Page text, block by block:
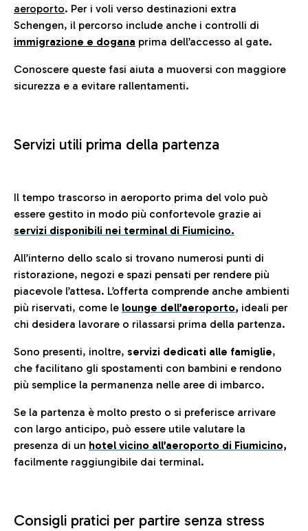
aeroporto. Per i voli verso destinazioni extra
Schengen, il percorso include anche i controlli di
immigrazione e dogana prima dell’accesso al gate.
Conoscere queste fasi aiuta a muoversi con maggiore
sicurezza e a evitare rallentamenti.
Servizi utili prima della partenza
Il tempo trascorso in aeroporto prima del volo può
essere gestito in modo più confortevole grazie ai
servizi disponibili nei terminal di Fiumicino.
All’interno dello scalo si trovano numerosi punti di
ristorazione, negozi e spazi pensati per rendere più
piacevole l’attesa. L’offerta comprende anche ambienti
più riservati, come le lounge dell’aeroporto, ideali per
chi desidera lavorare o rilassarsi prima della partenza.
Sono presenti, inoltre, servizi dedicati alle famiglie,
che facilitano gli spostamenti con bambini e rendono
più semplice la permanenza nelle aree di imbarco.
Se la partenza è molto presto o si preferisce arrivare
con largo anticipo, può essere utile valutare la
presenza di un hotel vicino all’aeroporto di Fiumicino,
facilmente raggiungibile dai terminal.
Consigli pratici per partire senza stress